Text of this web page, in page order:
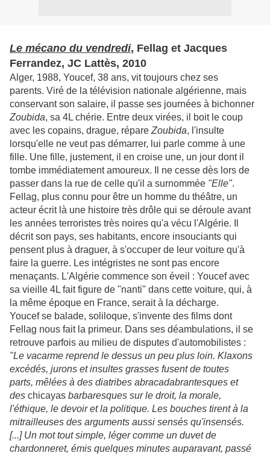
Le mécano du vendredi, Fellag et Jacques
Ferrandez, JC Lattès, 2010
Alger, 1988, Youcef, 38 ans, vit toujours chez ses
parents. Viré de la télévision nationale algérienne, mais
conservant son salaire, il passe ses journées à bichonner
Zoubida, sa 4L chérie. Entre deux virées, il boit le coup
avec les copains, drague, répare Zoubida, l'insulte
lorsqu'elle ne veut pas démarrer, lui parle comme à une
fille. Une fille, justement, il en croise une, un jour dont il
tombe immédiatement amoureux. Il ne cesse dès lors de
passer dans la rue de celle qu'il a surnommée "Elle".
Fellag, plus connu pour être un homme du théâtre, un
acteur écrit là une histoire très drôle qui se déroule avant
les années terroristes très noires qu'a vécu l'Algérie. Il
décrit son pays, ses habitants, encore insouciants qui
pensent plus à draguer, à s'occuper de leur voiture qu'à
faire la guerre. Les intégristes ne sont pas encore
menaçants. L'Algérie commence son éveil : Youcef avec
sa vieille 4L fait figure de "nanti" dans cette voiture, qui, à
la même époque en France, serait à la décharge.
Youcef se balade, soliloque, s'invente des films dont
Fellag nous fait la primeur. Dans ses déambulations, il se
retrouve parfois au milieu de disputes d'automobilistes :
"Le vacarme reprend le dessus un peu plus loin. Klaxons
excédés, jurons et insultes grasses fusent de toutes
parts, mêlées à des diatribes abracadabrantesques et
des chicayas barbaresques sur le droit, la morale,
l'éthique, le devoir et la politique. Les bouches tirent à la
mitrailleuses des arguments aussi sensés qu'insensés.
[...]Un mot tout simple, léger comme un duvet de
chardonneret, émis quelques minutes auparavant, passé